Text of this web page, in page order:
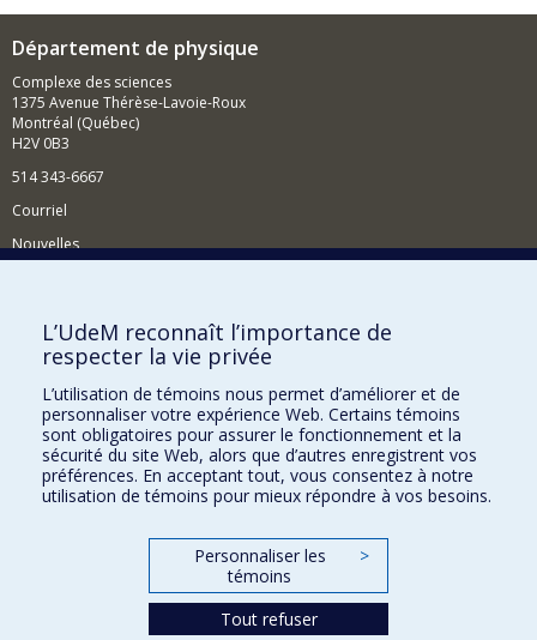
Département de physique
Complexe des sciences
1375 Avenue Thérèse-Lavoie-Roux
Montréal (Québec)
H2V 0B3
514 343-6667
Courriel
Nouvelles
Comment soutenir le Département?
BESOIN D'AIDE?
Plan du site
Signaler une erreur
Accessibilité
FACULTÉ DES ARTS ET DES SCIENCES
Nos départements et écoles
L’UdeM reconnaît l’importance de
respecter la vie privée
L’utilisation de témoins nous permet d’améliorer et de
personnaliser votre expérience Web. Certains témoins
sont obligatoires pour assurer le fonctionnement et la
sécurité du site Web, alors que d’autres enregistrent vos
préférences. En acceptant tout, vous consentez à notre
utilisation de témoins pour mieux répondre à vos besoins.
Personnaliser les
témoins
>
Tout refuser